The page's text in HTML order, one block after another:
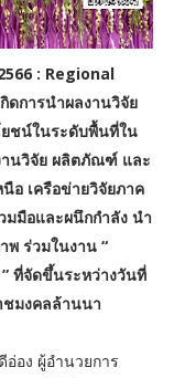
: Regional
ดการนำผลงานวิจัย
ยชน์ในระดับพื้นที่ใน
านวิจัย ผลิตภัณฑ์ และ
อ เครือข่ายวิจัยภาค
มมือและผนึกกำลัง นำ
ร่วมในงาน “
ที่จัดขึ้นระหว่างวันที่
ชมงคลล้านนา
อง ผู้อำนวยการ